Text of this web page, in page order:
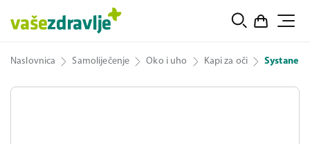
Naslovnica Samoliječenje Oko i uho Kapi za oči Systane